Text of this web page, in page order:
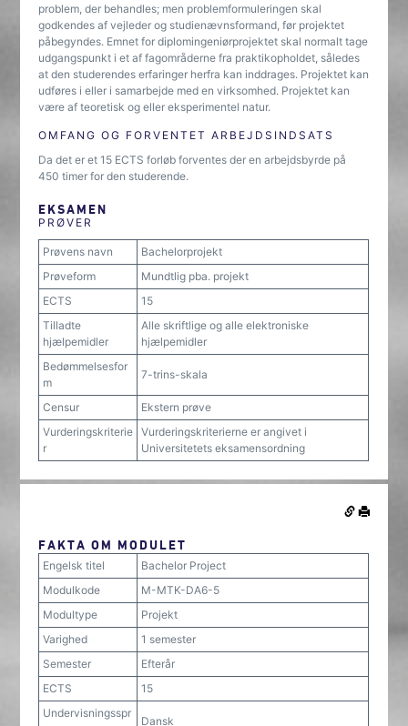
problem, der behandles; men problemformuleringen skal
godkendes af vejleder og studienævnsformand, før projektet
påbegyndes. Emnet for diplomingeniørprojektet skal normalt tage
udgangspunkt i et af fagområderne fra praktikopholdet, således
at den studerendes erfaringer herfra kan inddrages. Projektet kan
udføres i eller i samarbejde med en virksomhed. Projektet kan
være af teoretisk og eller eksperimentel natur.
OMFANG OG FORVENTET ARBEJDSINDSATS
Da det er et 15 ECTS forløb forventes der en arbejdsbyrde på
450 timer for den studerende.
EKSAMEN
PRØVER
Prøvens navn
Bachelorprojekt
Prøveform
Mundtlig pba. projekt
ECTS
15
Tilladte
hjælpemidler
Alle skriftlige og alle elektroniske
hjælpemidler
Bedømmelsesfor
m
7-trins-skala
Censur
Ekstern prøve
Vurderingskriterie
r
Vurderingskriterierne er angivet i
Universitetets eksamensordning
FAKTA OM MODULET
Engelsk titel
Bachelor Project
Modulkode
M-MTK-DA6-5
Modultype
Projekt
Varighed
1 semester
Semester
Efterår
ECTS
15
Undervisningsspr
Dansk